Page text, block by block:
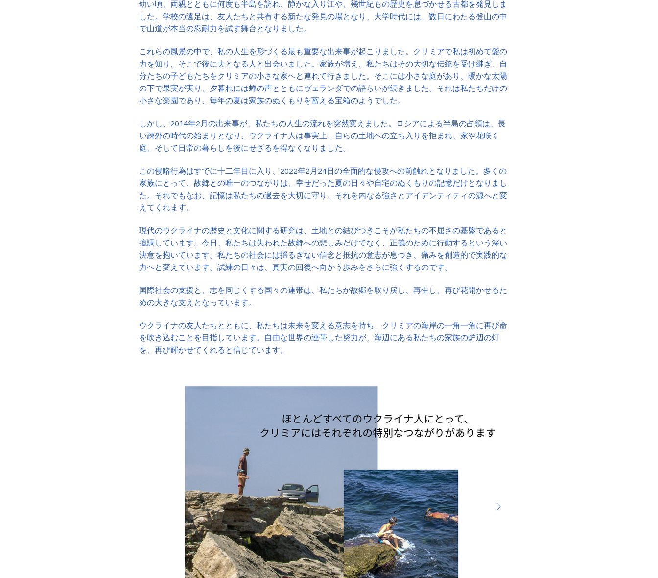
幼い頃、両親とともに何度も半島を訪れ、静かな入り江や、幾世紀もの歴史を息づかせる古都を発見しま
した。学校の遠足は、友人たちと共有する新たな発見の場となり、大学時代には、数日にわたる登山の中
で山道が本当の忍耐力を試す舞台となりました。
これらの風景の中で、私の人生を形づくる最も重要な出来事が起こりました。クリミアで私は初めて愛の
力を知り、そこで後に夫となる人と出会いました。家族が増え、私たちはその大切な伝統を受け継ぎ、自
分たちの子どもたちをクリミアの小さな家へと連れて行きました。そこには小さな庭があり、暖かな太陽
の下で果実が実り、夕暮れには蝉の声とともにヴェランダでの語らいが続きました。それは私たちだけの
小さな楽園であり、毎年の夏は家族のぬくもりを蓄える宝箱のようでした。
しかし、2014年2月の出来事が、私たちの人生の流れを突然変えました。ロシアによる半島の占領は、長
い疎外の時代の始まりとなり、ウクライナ人は事実上、自らの土地への立ち入りを拒まれ、家や花咲く
庭、そして日常の暮らしを後にせざるを得なくなりました。
この侵略行為はすでに十二年目に入り、2022年2月24日の全面的な侵攻への前触れとなりました。多くの
家族にとって、故郷との唯一のつながりは、幸せだった夏の日々や自宅のぬくもりの記憶だけとなりまし
た。それでもなお、記憶は私たちの過去を大切に守り、それを内なる強さとアイデンティティの源へと変
えてくれます。
現代のウクライナの歴史と文化に関する研究は、土地との結びつきこそが私たちの不屈さの基盤であると
強調しています。今日、私たちは失われた故郷への悲しみだけでなく、正義のために行動するという深い
決意を抱いています。私たちの社会には揺るぎない信念と抵抗の意志が息づき、痛みを創造的で実践的な
力へと変えています。試練の日々は、真実の回復へ向かう歩みをさらに強くするのです。
国際社会の支援と、志を同じくする国々の連帯は、私たちが故郷を取り戻し、再生し、再び花開かせるた
めの大きな支えとなっています。
ウクライナの友人たちとともに、私たちは未来を変える意志を持ち、クリミアの海岸の一角一角に再び命
を吹き込むことを目指しています。自由な世界の連帯した努力が、海辺にある私たちの家族の炉辺の灯
を、再び輝かせてくれると信じています。